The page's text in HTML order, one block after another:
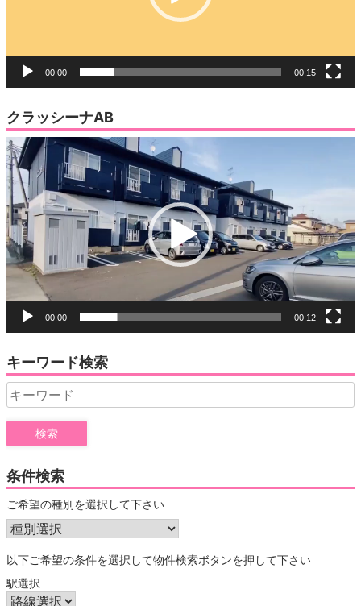
00:00 00:15
クラッシーナAB
動
画
プ
レ
ー
ヤ
ー
00:00 00:12
キーワード検索
Search
for:
条件検索
ご希望の種別を選択して下さい
以下ご希望の条件を選択して物件検索ボタンを押して下さい
駅選択